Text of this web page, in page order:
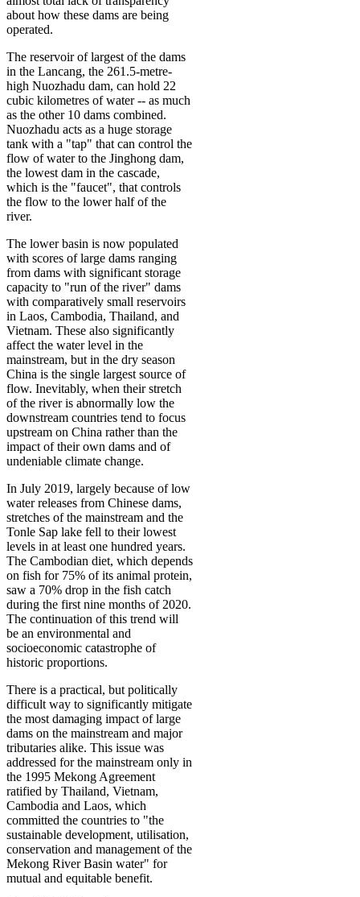
about how these dams are being
operated.
The reservoir of largest of the dams
in the Lancang, the 261.5-metre-
high Nuozhadu dam, can hold 22
cubic kilometres of water -- as much
as the other 10 dams combined.
Nuozhadu acts as a huge storage
tank with a "tap" that can control the
flow of water to the Jinghong dam,
the lowest dam in the cascade,
which is the "faucet", that controls
the flow to the lower half of the
river.
The lower basin is now populated
with scores of large dams ranging
from dams with significant storage
capacity to "run of the river" dams
with comparatively small reservoirs
in Laos, Cambodia, Thailand, and
Vietnam. These also significantly
affect the water level in the
mainstream, but in the dry season
China is the single largest source of
flow. Inevitably, when their stretch
of the river is abnormally low the
downstream countries tend to focus
upstream on China rather than the
impact of their own dams and of
undeniable climate change.
In July 2019, largely because of low
water releases from Chinese dams,
stretches of the mainstream and the
Tonle Sap lake fell to their lowest
levels in at least one hundred years.
The Cambodian diet, which depends
on fish for 75% of its animal protein,
saw a 70% drop in the fish catch
during the first nine months of 2020.
The continuation of this trend will
be an environmental and
socioeconomic catastrophe of
historic proportions.
There is a practical, but politically
difficult way to significantly mitigate
the most damaging impact of large
dams on the mainstream and major
tributaries alike. This issue was
addressed for the mainstream only in
the 1995 Mekong Agreement
ratified by Thailand, Vietnam,
Cambodia and Laos, which
committed the countries to "the
sustainable development, utilisation,
conservation and management of the
Mekong River Basin water" for
mutual and equitable benefit.